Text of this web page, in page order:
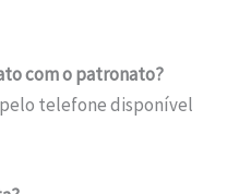
com o patronato?
telefone disponível